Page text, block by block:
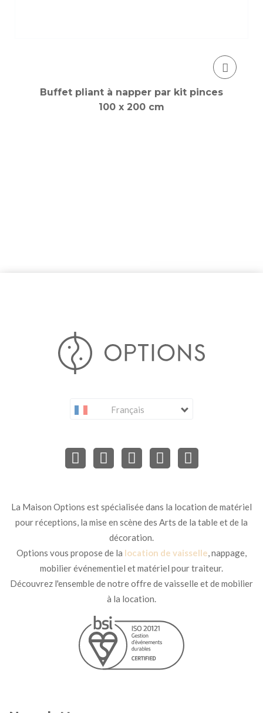
Buffet pliant à napper par kit pinces
100 x 200 cm
Français
La Maison Options est spécialisée dans la location de matériel
pour réceptions, la mise en scène des Arts de la table et de la
décoration.
Options vous propose de la location de vaisselle, nappage,
mobilier événementiel et matériel pour traiteur.
Découvrez l'ensemble de notre offre de vaisselle et de mobilier
à la location.